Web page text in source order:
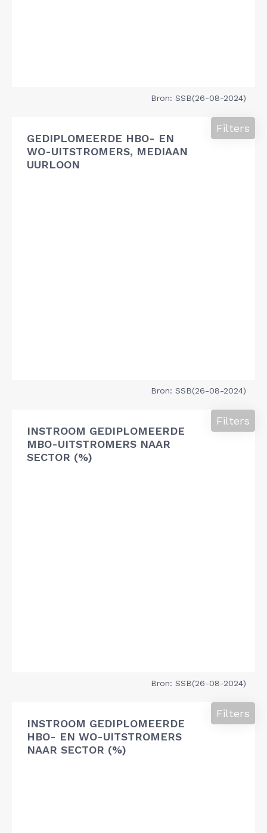
Bron: SSB(26-08-2024)
GEDIPLOMEERDE HBO- EN
WO-UITSTROMERS, MEDIAAN
UURLOON
Filters
Bron: SSB(26-08-2024)
INSTROOM GEDIPLOMEERDE
MBO-UITSTROMERS NAAR
SECTOR (%)
Filters
Bron: SSB(26-08-2024)
INSTROOM GEDIPLOMEERDE
HBO- EN WO-UITSTROMERS
NAAR SECTOR (%)
Filters